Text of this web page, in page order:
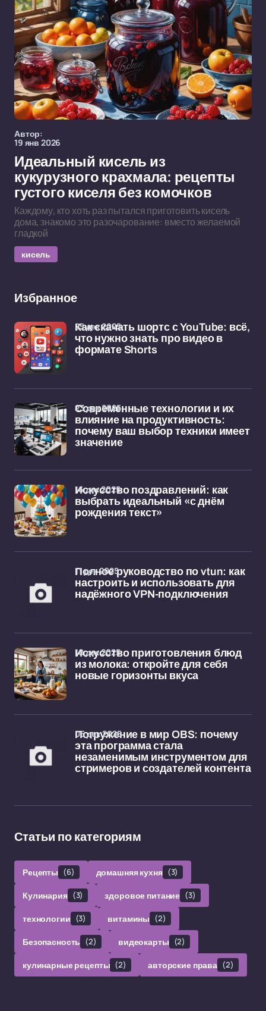
Автор:
19 янв 2026
Идеальный кисель из
кукурузного крахмала: рецепты
густого киселя без комочков
Каждому, кто хоть раз пытался приготовить кисель
дома, знакомо это разочарование: вместо желаемой
гладкой
кисель
Избранное
Как скачать шортс с YouTube: всё,
что нужно знать про видео в
формате Shorts
25 дек 2025
Современные технологии и их
влияние на продуктивность:
почему ваш выбор техники имеет
значение
23 дек 2025
Искусство поздравлений: как
выбрать идеальный «с днём
рождения текст»
16 дек 2025
Полное руководство по vtun: как
настроить и использовать для
надёжного VPN-подключения
11 дек 2025
Искусство приготовления блюд
из молока: откройте для себя
новые горизонты вкуса
10 дек 2025
Погружение в мир OBS: почему
эта программа стала
незаменимым инструментом для
стримеров и создателей контента
05 дек 2025
Статьи по категориям
Рецепты (6) домашняя кухня (3)
Кулинария (3) здоровое питание (3)
технологии (3) витамины (2)
Безопасность (2) видеокарты (2)
кулинарные рецепты (2) авторские права (2)